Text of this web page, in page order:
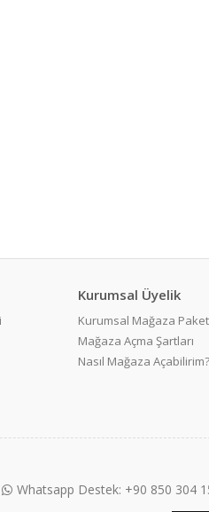
Kurumsal Üyelik
Kurumsal Mağaza
Mağaza Açma Şartları
Nasıl Mağaza Açabilirim?
Whatsapp Destek: +90 850 304